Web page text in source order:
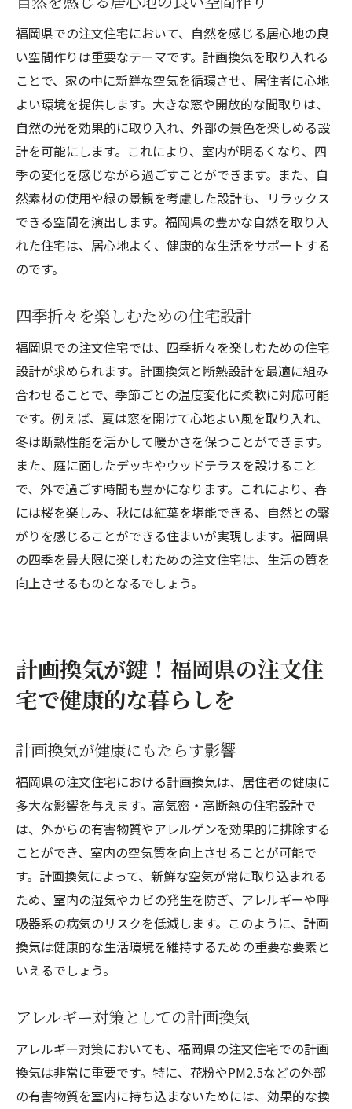
福岡県での注文住宅において、自然を感じる居心地の良
い空間作りは重要なテーマです。計画換気を取り入れる
ことで、家の中に新鮮な空気を循環させ、居住者に心地
よい環境を提供します。大きな窓や開放的な間取りは、
自然の光を効果的に取り入れ、外部の景色を楽しめる設
計を可能にします。これにより、室内が明るくなり、四
季の変化を感じながら過ごすことができます。また、自
然素材の使用や緑の景観を考慮した設計も、リラックス
できる空間を演出します。福岡県の豊かな自然を取り入
れた住宅は、居心地よく、健康的な生活をサポートする
のです。
四季折々を楽しむための住宅設計
福岡県での注文住宅では、四季折々を楽しむための住宅
設計が求められます。計画換気と断熱設計を最適に組み
合わせることで、季節ごとの温度変化に柔軟に対応可能
です。例えば、夏は窓を開けて心地よい風を取り入れ、
冬は断熱性能を活かして暖かさを保つことができます。
また、庭に面したデッキやウッドテラスを設けること
で、外で過ごす時間も豊かになります。これにより、春
には桜を楽しみ、秋には紅葉を堪能できる、自然との繋
がりを感じることができる住まいが実現します。福岡県
の四季を最大限に楽しむための注文住宅は、生活の質を
向上させるものとなるでしょう。
計画換気が鍵！福岡県の注文住
宅で健康的な暮らしを
計画換気が健康にもたらす影響
福岡県の注文住宅における計画換気は、居住者の健康に
多大な影響を与えます。高気密・高断熱の住宅設計で
は、外からの有害物質やアレルゲンを効果的に排除する
ことができ、室内の空気質を向上させることが可能で
す。計画換気によって、新鮮な空気が常に取り込まれる
ため、室内の湿気やカビの発生を防ぎ、アレルギーや呼
吸器系の病気のリスクを低減します。このように、計画
換気は健康的な生活環境を維持するための重要な要素と
いえるでしょう。
アレルギー対策としての計画換気
アレルギー対策においても、福岡県の注文住宅での計画
換気は非常に重要です。特に、花粉やPM2.5などの外部
の有害物質を室内に持ち込まないためには、効果的な換